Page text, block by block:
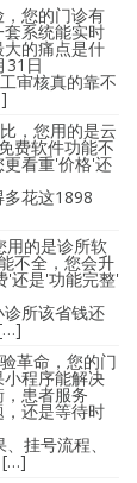
您的门诊有
系统能实时
的痛点是什
31日
审核真的靠不
，您用的是云
费软件功能不
看重'价格'还
花这1898
用的是诊所软
不全，您会升
'还是'功能完整'
所该省钱还
革命，您的门
程序能解决
患者服务
还是等待时
挂号流程、
[…]